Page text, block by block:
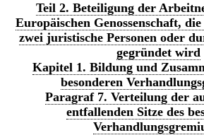
Teil 2. Beteiligung der
Europäischen Genossenschaft,
zwei juristische Personen oder
gegründet wird
Kapitel 1. Bildung und
besonderen
Paragraf 7. Verteilung der
entfallenden Sitze des